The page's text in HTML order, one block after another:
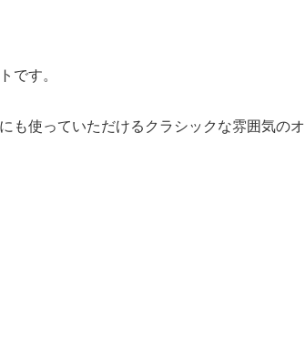
です。
も使っていただけるクラシックな雰囲気のオ